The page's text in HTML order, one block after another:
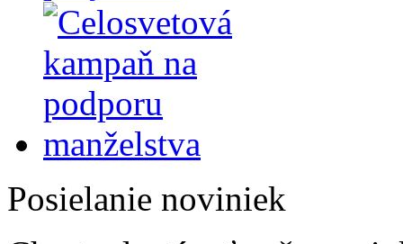
Posielanie noviniek